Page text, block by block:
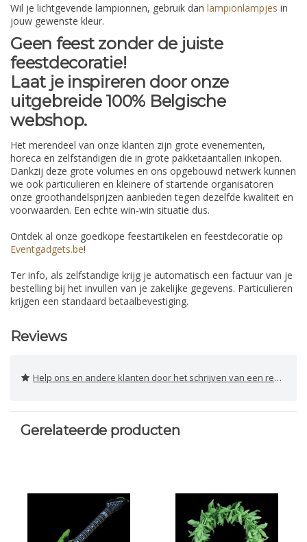
Wil je lichtgevende lampionnen, gebruik dan lampionlampjes in
jouw gewenste kleur.
Geen feest zonder de juiste
feestdecoratie!
Laat je inspireren door onze
uitgebreide 100% Belgische
webshop.
Het merendeel van onze klanten zijn grote evenementen,
horeca en zelfstandigen die in grote pakketaantallen inkopen.
Dankzij deze grote volumes en ons opgebouwd netwerk kunnen
we ook particulieren en kleinere of startende organisatoren
onze groothandelsprijzen aanbieden tegen dezelfde kwaliteit en
voorwaarden. Een echte win-win situatie dus.
Ontdek al onze goedkope feestartikelen en feestdecoratie op
Eventgadgets.be!
Ter info, als zelfstandige krijg je automatisch een factuur van je
bestelling bij het invullen van je zakelijke gegevens. Particulieren
krijgen een standaard betaalbevestiging.
Reviews
Help ons en andere klanten door het schrijven van een review
Gerelateerde producten